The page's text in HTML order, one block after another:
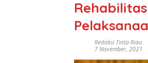
Redaksi Tinta Riau
7 November, 2021